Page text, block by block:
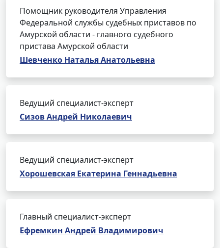
Помощник руководителя Управления
Федеральной службы судебных приставов по
Амурской области - главного судебного
пристава Амурской области
Шевченко Наталья Анатольевна
Ведущий специалист-эксперт
Сизов Андрей Николаевич
Ведущий специалист-эксперт
Хорошевская Екатерина Геннадьевна
Главный специалист-эксперт
Ефремкин Андрей Владимирович